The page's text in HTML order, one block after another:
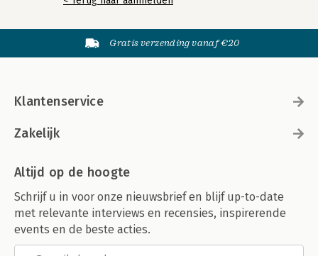
Gratis verzending vanaf €20
Klantenservice
Zakelijk
Altijd op de hoogte
Schrijf u in voor onze nieuwsbrief en blijf up-to-date
met relevante interviews en recensies, inspirerende
events en de beste acties.